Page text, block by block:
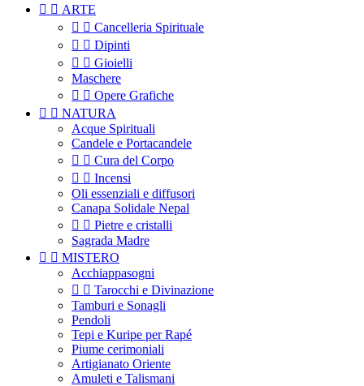
  ARTE
  Cancelleria Spirituale
  Dipinti
  Gioielli
Maschere
  Opere Grafiche
  NATURA
Acque Spirituali
Candele e Portacandele
  Cura del Corpo
  Incensi
Oli essenziali e diffusori
Canapa Solidale Nepal
  Pietre e cristalli
Sagrada Madre
  MISTERO
Acchiappasogni
  Tarocchi e Divinazione
Tamburi e Sonagli
Pendoli
Tepi e Kuripe per Rapé
Piume cerimoniali
Artigianato Oriente
Amuleti e Talismani